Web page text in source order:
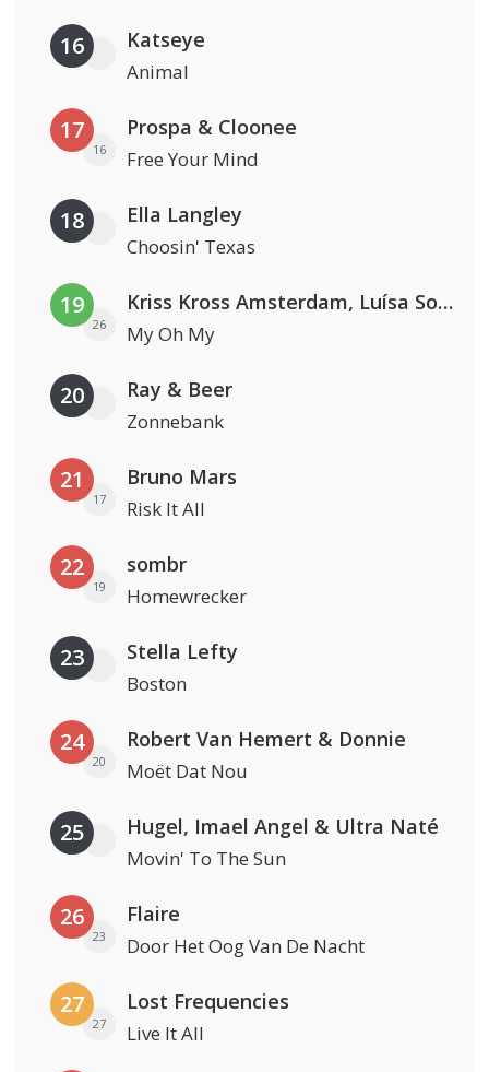
16 Katseye
Animal
17
16
Prospa & Cloonee
Free Your Mind
18 Ella Langley
Choosin' Texas
19
26
Kriss Kross Amsterdam, Luísa Sonza & Willy William
My Oh My
20 Ray & Beer
Zonnebank
21
17
Bruno Mars
Risk It All
22
19
sombr
Homewrecker
23 Stella Lefty
Boston
24
20
Robert Van Hemert & Donnie
Moët Dat Nou
25 Hugel, Imael Angel & Ultra Naté
Movin' To The Sun
26
23
Flaire
Door Het Oog Van De Nacht
27
27
Lost Frequencies
Live It All